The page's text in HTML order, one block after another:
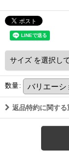
サイズ を選択し
数量:
返品特約に関する